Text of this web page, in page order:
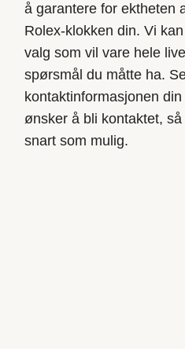
å garantere for ektheten
Rolex-klokken din. Vi
valg som vil vare hele
spørsmål du måtte ha.
kontaktinformasjonen
ønsker å bli kontaktet,
snart som mulig.